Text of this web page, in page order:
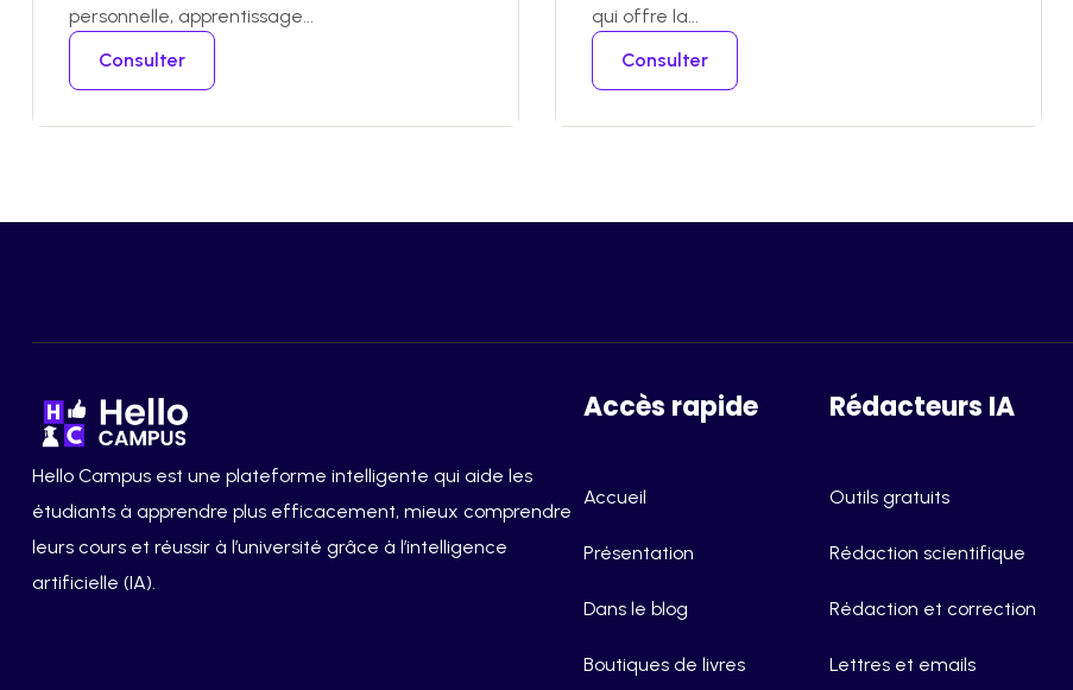
personnelle, apprentissage...
Consulter
qui offre la...
Consulter
Hello Campus est une plateforme intelligente qui aide les
étudiants à apprendre plus efficacement, mieux comprendre
leurs cours et réussir à l’université grâce à l’intelligence
artificielle (IA).
Accès rapide
Accueil
Présentation
Dans le blog
Boutiques de livres
Rédacteurs IA
Outils gratuits
Rédaction scientifique
Rédaction et correction
Lettres et emails